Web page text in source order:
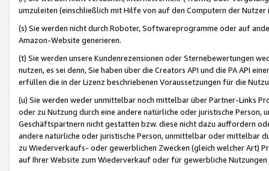
umzuleiten (einschließlich mit Hilfe von auf den Computern der
(s) Sie werden nicht durch Roboter, Softwareprogramme oder auf
Amazon-Website generieren.
(t) Sie werden unsere Kundenrezensionen oder Sternebewertungen
nutzen, es sei denn, Sie haben über die Creators API und die PA API
erfüllen die in der Lizenz beschriebenen Voraussetzungen für die
(u) Sie werden weder unmittelbar noch mittelbar über Partner-Links
oder zu Nutzung durch eine andere natürliche oder juristische
Geschäftspartnern nicht gestatten bzw. diese nicht dazu auffordern
andere natürliche oder juristische Person, unmittelbar oder mittelbar
zu Wiederverkaufs- oder gewerblichen Zwecken (gleich welcher Art)
auf Ihrer Website zum Wiederverkauf oder für gewerbliche